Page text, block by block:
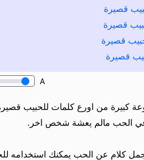
قصيرة
قصيرة
قصيرة
قصيرة
A
كبيرة من اورع كلمات للحبيب
الحب مالم يعشة شخص اخر.
اجمل كلام عن الحب يمكنك استخدامه